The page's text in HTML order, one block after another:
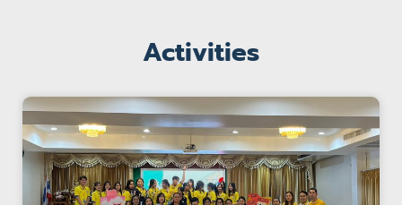
Activities